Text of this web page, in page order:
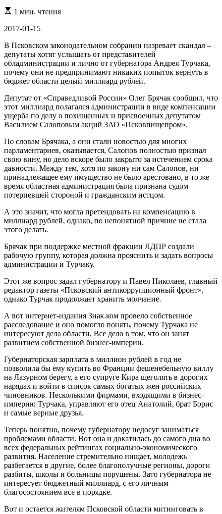
Расчетное
чтения
1 мин. чтения
2017-01-15
В Псковском законодательном собрании назревает скандал –
депутаты хотят услышать от представителей
обладминистрации и лично от губернатора Андрея Турчака,
почему они не предпринимают никаких попыток вернуть в
бюджет области целый миллиард рублей.
Депутат от «Справедливой России» Олег Брячак сообщил, что
этот миллиард полагался администрации в виде компенсации
ущерба по делу о похищенных и присвоенных депутатом
Василием Салоповым акций ЗАО «Псковпищепром».
По словам Брячака, а они стали новостью для многих
парламентариев, оказывается, Салопов полностью признал
свою вину, но дело вскоре было закрыто за истечением срока
давности. Между тем, хотя по закону ни сам Салопов, ни
принадлежащее ему имущество не было арестовано, в то же
время областная администрация была признана судом
потерпевшей стороной и гражданским истцом.
А это значит, что могла претендовать на компенсацию в
миллиард рублей, однако, по непонятной причине не стала
этого делать.
Брячак при поддержке местной фракции ЛДПР создали
рабочую группу, которая должна прояснить и задать вопросы
администрации и Турчаку.
Этот же вопрос задал губернатору и Павел Николаев, главный
редактор газеты «Псковский антикоррупционный фронт»,
однако Турчак продолжает хранить молчание.
А вот интернет-издания Знак.ком провело собственное
расследование и оно помогло понять, почему Турчака не
интересуют дела области. Все дело в том, что он занят
развитием собственной бизнес-империи.
Губернаторская зарплата в миллион рублей в год не
позволила бы ему купить во Франции фешенебельную виллу
на Лазурном берегу, а его супруге Кира щеголять в дорогих
нарядах и войти в список самых богатых жен российских
чиновников. Несколькими фирмами, входящими в бизнес-
империю Турчака, управляют его отец Анатолий, брат Борис
и самые верные друзья.
Теперь понятно, почему губернатору недосуг заниматься
проблемами области. Вот она и докатилась до самого дна во
всех федеральных рейтингах социально-экономического
развития. Население стремительно нищает, молодежь
разбегается в другие, более благополучные регионы, дороги
разбиты, школы и больницы порушены. Зато губернатора не
интересует бюджетный миллиард, с его личным
благосостоянием все в порядке.
Вот и остается жителям Псковской области митинговать в